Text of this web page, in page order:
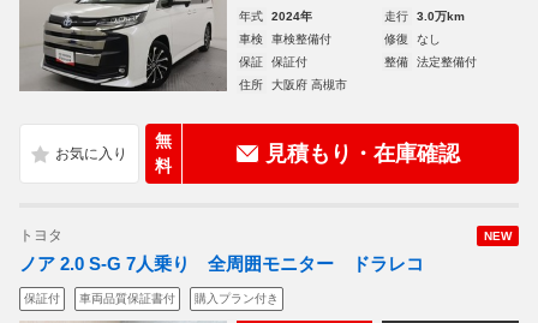
年式 2024年 走行
3.0万km
車検
車検整備付 修復
なし
保証
保証付 整備
法定整備付
住所
大阪府 高槻市
無
料
見積もり・在庫確認
NEW
トヨタ
ノア 2.0 S-G 7人乗り 全周囲モニター ドラレコ
保証付 車両品質保証書付 購入プラン付き